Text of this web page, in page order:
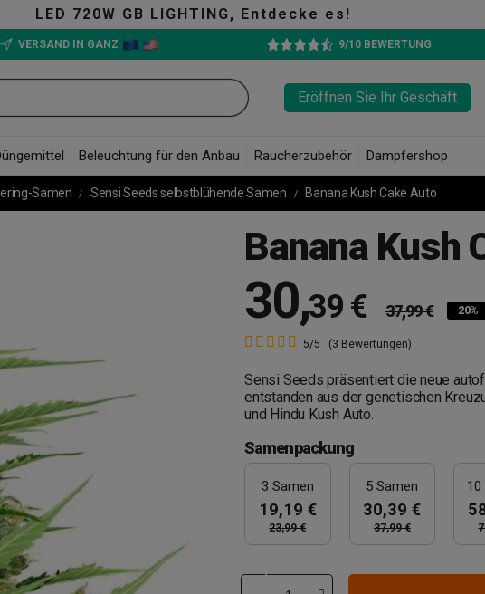
es!
VERSAND IN GANZ 9/10 BEWERTUNG
Eröffnen Sie Ihr Geschäft
Beleuchtung für den Anbau Raucherzubehör Dampfershop
Samen Sensi Seeds selbstblühende Samen Banana Kush Cake Auto
Banana Kush
30,39 € 37,99 € 20%
5/5 (3 Bewertungen)
Sensi Seeds präsentiert die neue
entstanden aus der genetischen
und Hindu Kush Auto.
Samenpackung
3 Samen
19,19 €
23,99 €
5 Samen
30,39 €
37,99 €
10